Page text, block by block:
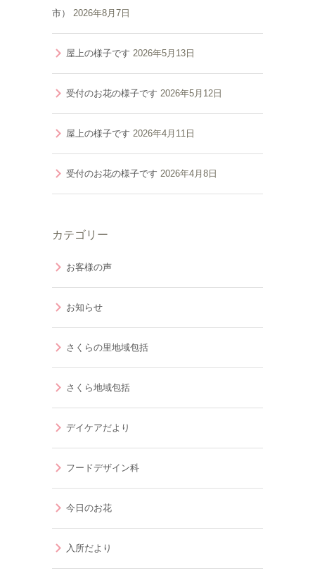
市） 2026年8月7日
屋上の様子です 2026年5月13日
受付のお花の様子です 2026年5月12日
屋上の様子です 2026年4月11日
受付のお花の様子です 2026年4月8日
カテゴリー
お客様の声
お知らせ
さくらの里地域包括
さくら地域包括
デイケアだより
フードデザイン科
今日のお花
入所だより